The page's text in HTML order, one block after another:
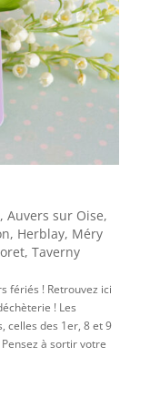
, Auvers sur Oise,
, Herblay, Méry
, Taverny
fériés ! Retrouvez ici
! Les
celles des 1er, 8 et 9
à sortir votre